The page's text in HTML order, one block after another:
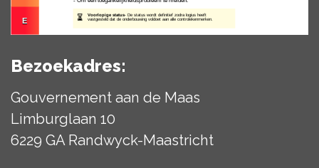
Bezoekadres:
Gouvernement aan de Maas
Limburglaan 10
6229 GA Randwyck-Maastricht